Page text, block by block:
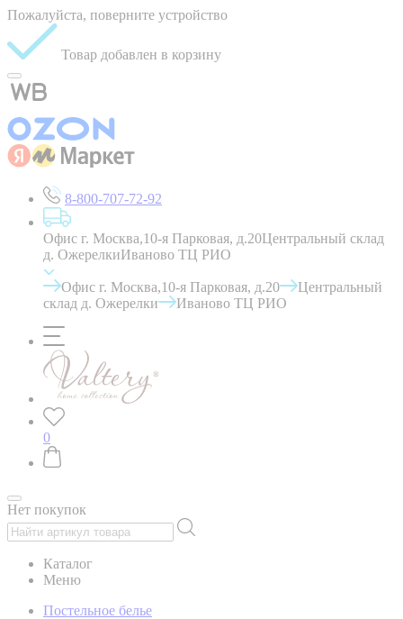
Пожалуйста, поверните устройство
Товар добавлен в корзину
8-800-707-72-92
Офис г. Москва,10-я Парковая, д.20Центральный склад
д. ОжерелкиИваново ТЦ РИО
Офис г. Москва,10-я Парковая, д.20
Центральный
склад д. Ожерелки
Иваново ТЦ РИО
0
Нет покупок
Каталог
Меню
Постельное белье